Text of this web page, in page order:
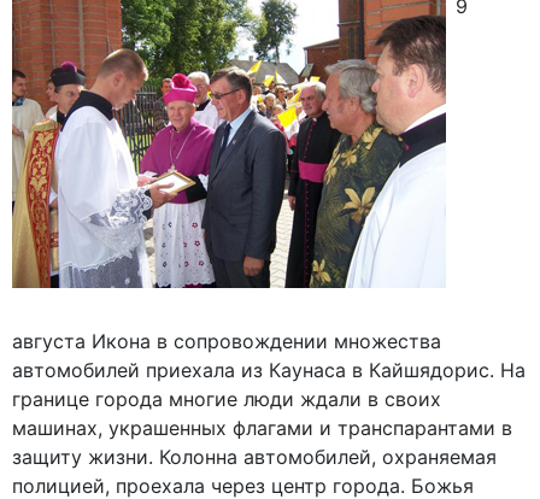
9
августа Икона в сопровождении множества
автомобилей приехала из Каунаса в Кайшядорис. На
границе города многие люди ждали в своих
машинах, украшенных флагами и транспарантами в
защиту жизни. Колонна автомобилей, охраняемая
полицией, проехала через центр города. Божья